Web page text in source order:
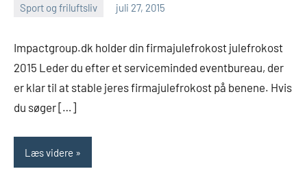
Sport og friluftsliv juli 27, 2015
Esben
Impactgroup.dk holder din firmajulefrokost julefrokost
2015 Leder du efter et serviceminded eventbureau, der
er klar til at stable jeres firmajulefrokost på benene. Hvis
du søger […]
Læs videre